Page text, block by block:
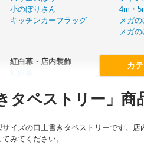
小のぼりさん
キッチンカーフラッグ
4m・
メガの
メガ
紅白幕・店内装飾
紅白幕
布ポスター
国旗
手旗
名入
タペストリー」商
イズの口上書きタペストリーです。
みてください。